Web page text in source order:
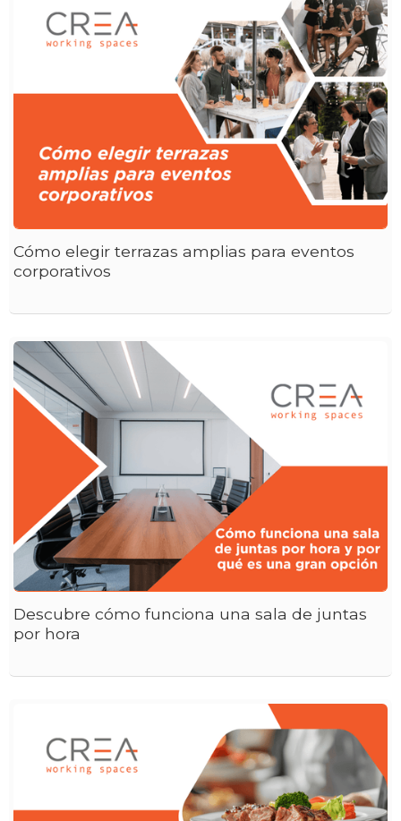
Cómo elegir terrazas amplias para eventos
corporativos
Descubre cómo funciona una sala de juntas
por hora